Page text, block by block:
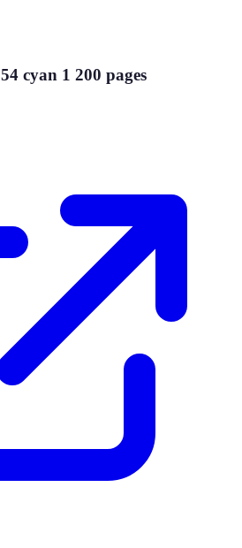
cyan 1 200 pages